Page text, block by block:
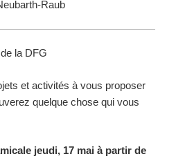
Raub
la DFG
et activités à vous proposer
quelque chose qui vous
jeudi, 17 mai à partir de